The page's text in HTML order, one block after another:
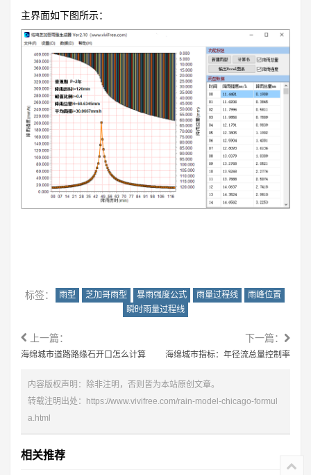
主界面如下图所示：
标签： 雨型 芝加哥雨型 暴雨强度公式 雨量过程线
雨峰位置
瞬时雨量过程线
上一篇：
海绵城市道路路缘石开口怎么计算
下一篇：
海绵城市指标：年径流总量控制率
内容版权声明：除非注明，否则皆为本站原创文章。
转载注明出处：
https://www.vivifree.com/rain-model-chicago-formul
a.html
相关推荐